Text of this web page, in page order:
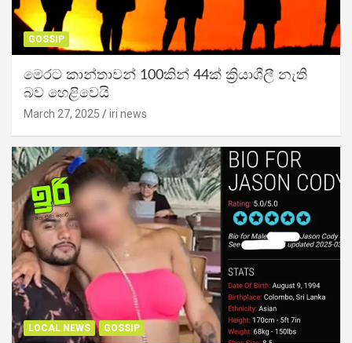
GOSSIP
මෙරට කාන්තාවන් 100කින් 44ක් ක්‍රියාශීලී නැති
බව හෙළිවෙයි
March 27, 2025 iri news
LOCAL NEWS GOSSIP